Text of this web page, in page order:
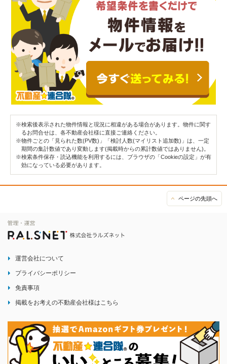
※検索後表示された物件情報と現況に相違がある場合があります。物件に関す
るお問合せは、各不動産会社様に直接ご連絡ください。
※物件ごとの「見られた数(PV数)」「検討人数(マイリスト追加数)」は、一定
期間の集計数値であり変動します(掲載時からの累計数値ではありません)。
※検索条件保存・読込機能を利用するには、ブラウザの「Cookieの設定」が有
効になっている必要があります。
ページの先頭へ
運営会社について
プライバシーポリシー
免責事項
掲載をお考えの不動産会社様はこちら